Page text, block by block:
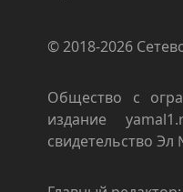
© 2018-2026
Общество с
издание
свидетельство